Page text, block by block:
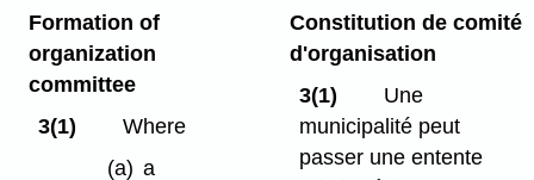
Formation of
organization
committee
3(1)
Where
(a) a
Constitution de comité
d'organisation
3(1)
Une
municipalité peut
passer une entente